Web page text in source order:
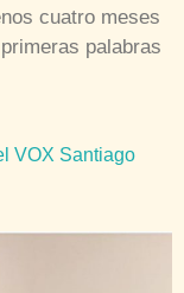
cuatro meses
palabras
VOX Santiago